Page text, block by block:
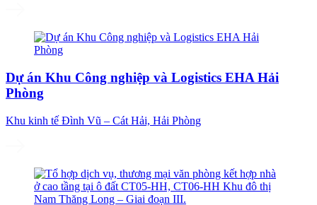
Dự án Khu Công nghiệp và Logistics EHA Hải
Phòng
Khu kinh tế Đình Vũ – Cát Hải, Hải Phòng